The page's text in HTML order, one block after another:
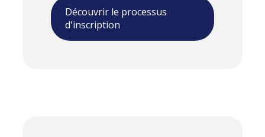
Découvrir le processus
d'inscription